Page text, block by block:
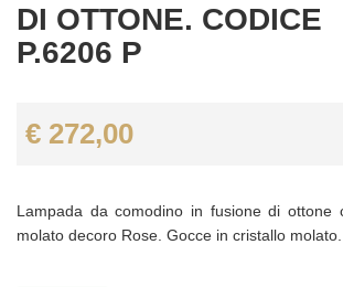
DI OTTONE. CODICE
P.6206 P
€ 272,00
Lampada da comodino in fusione di ottone
molato decoro Rose. Gocce in cristallo